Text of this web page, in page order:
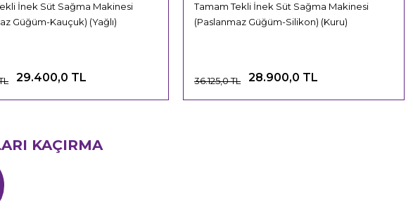
İnek Süt Sağma Makinesi
Güğüm-Kauçuk) (Yağlı)
29.400,0 TL
Tamam Tekli İnek Süt Sağma Makinesi
(Paslanmaz Güğüm-Silikon) (Kuru)
28.900,0 TL
36.125,0 TL
KAÇIRMA